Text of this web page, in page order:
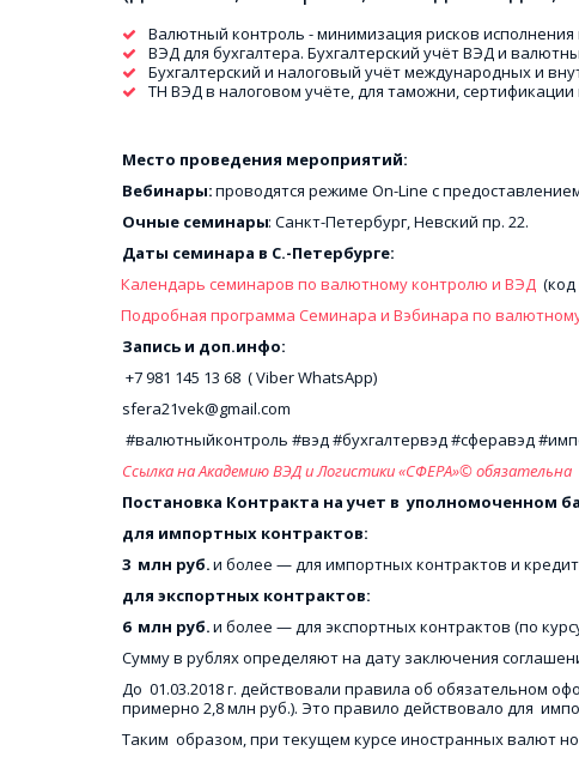
Валютный контроль - минимизация рисков исполнения
ВЭД для бухгалтера. Бухгалтерский учёт ВЭД и
Бухгалтерский и налоговый учёт международных и
ТН ВЭД в налоговом учёте, для таможни,
Место проведения мероприятий:
Вебинары: проводятся режиме On-Line c
Очные семинары: Санкт-Петербург, Невский пр. 22.
Даты семинара в С.-Петербурге:
Календарь семинаров по валютному контролю и ВЭД
Подробная программа Семинара и Вэбинара по
Запись и доп.инфо:
+7 981 145 13 68  ( Viber WhatsApp)
sfera21vek@gmail.com
#валютныйконтроль #вэд #бухгалтервэд #сферавэд
Ссылка на Академию ВЭД и Логистики «СФЕРА»© обязательна
Постановка Контракта на учет в  уполномоченном
для импортных контрактов:
3  млн руб. и более — для импортных контрактов и
для экспортных контрактов:
6  млн руб. и более — для экспортных контрактов (по
Сумму в рублях определяют на дату заключения
До  01.03.2018 г. действовали правила об обязательном
примерно 2,8 млн руб.). Это правило действовало для
Таким  образом, при текущем курсе иностранных валют